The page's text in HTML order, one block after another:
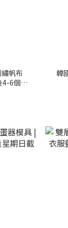
帆布
4-6個星
韓